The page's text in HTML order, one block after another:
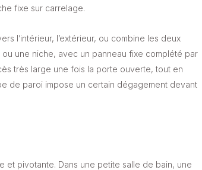
fixe sur carrelage.
l’intérieur, l’extérieur, ou combine les deux
une niche, avec un panneau fixe complété par
très large une fois la porte ouverte, tout en
de paroi impose un certain dégagement devant
pivotante. Dans une petite salle de bain, une